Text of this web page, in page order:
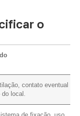
o
contato eventual
do local.